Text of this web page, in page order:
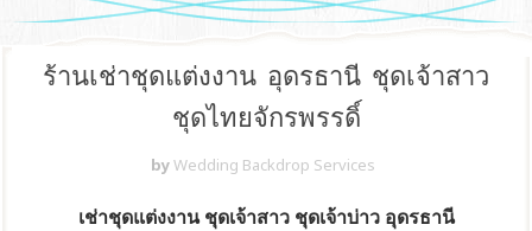
ร้านเช่าชุดแต่งงาน อุดรธานี ชุดเจ้าสาว
ชุดไทยจักรพรรดิ์
byWedding Backdrop Services
เช่าชุดแต่งงาน ชุดเจ้าสาว ชุดเจ้าบ่าว อุดรธานี